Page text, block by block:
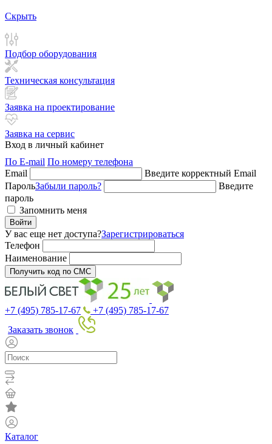
Скрыть
Подбор оборудования
Техническая консультация
Заявка на проектирование
Заявка на сервис
Вход в личный кабинет
По E-mail По номеру телефона
Email
Введите корректный Email
ПарольЗабыли пароль?
Введите
пароль
Запомнить меня
Войти
У вас еще нет доступа?Зарегистрироваться
Телефон
Наименование
Получить код по СМС
+7 (495) 785-17-67
+7 (495) 785-17-67
Заказать звонок
Каталог